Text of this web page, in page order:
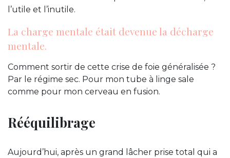
l’utile et l’inutile.
La charge mentale était devenue la décharge
mentale.
Comment sortir de cette crise de foie généralisée ?
Par le régime sec. Pour mon tube à linge sale
comme pour mon cerveau en fusion.
Rééquilibrage
Aujourd’hui, après un grand lâcher prise total qui a